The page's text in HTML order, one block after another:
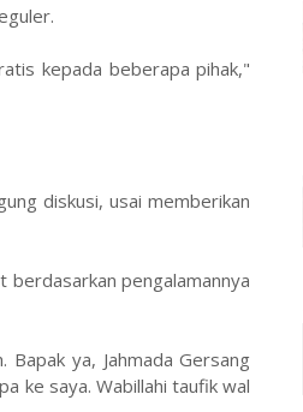
kepada beberapa pihak,"
diskusi, usai memberikan
pengalamannya
ya, Jahmada Gersang
ke saya. Wabillahi taufik wal